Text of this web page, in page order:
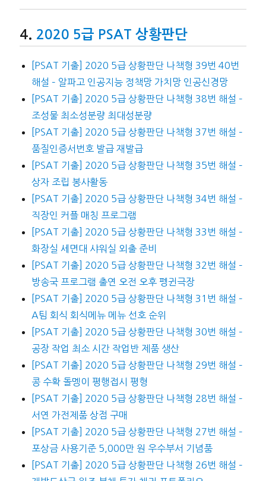
2020 5급 PSAT 상황판단
[PSAT 기출] 2020 5급 상황판단 나책형 39번 40번
해설 – 알파고 인공지능 정책망 가치망 인공신경망
[PSAT 기출] 2020 5급 상황판단 나책형 38번 해설 –
조성물 최소성분량 최대성분량
[PSAT 기출] 2020 5급 상황판단 나책형 37번 해설 –
품질인증서번호 발급 재발급
[PSAT 기출] 2020 5급 상황판단 나책형 35번 해설 –
상자 조립 봉사활동
[PSAT 기출] 2020 5급 상황판단 나책형 34번 해설 –
직장인 커플 매칭 프로그램
[PSAT 기출] 2020 5급 상황판단 나책형 33번 해설 –
화장실 세면대 샤워실 외출 준비
[PSAT 기출] 2020 5급 상황판단 나책형 32번 해설 –
방송국 프로그램 출연 오전 오후 펭귄극장
[PSAT 기출] 2020 5급 상황판단 나책형 31번 해설 –
A팀 회식 회식메뉴 메뉴 선호 순위
[PSAT 기출] 2020 5급 상황판단 나책형 30번 해설 –
공장 작업 최소 시간 작업반 제품 생산
[PSAT 기출] 2020 5급 상황판단 나책형 29번 해설 –
콩 수확 돌멩이 평행접시 평형
[PSAT 기출] 2020 5급 상황판단 나책형 28번 해설 –
서연 가전제품 상점 구매
[PSAT 기출] 2020 5급 상황판단 나책형 27번 해설 –
포상금 사용기준 5,000만 원 우수부서 기념품
[PSAT 기출] 2020 5급 상황판단 나책형 26번 해설 –